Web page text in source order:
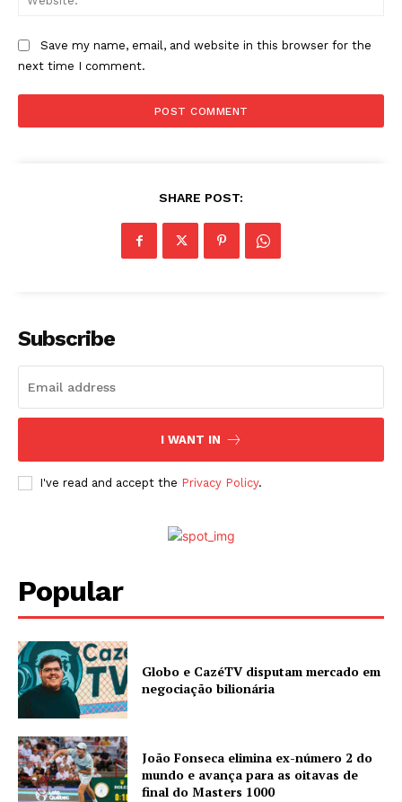
Save my name, email, and website in this browser for the
next time I comment.
SHARE POST:
Subscribe
I WANT IN
I've read and accept the Privacy Policy.
Popular
Globo e CazéTV disputam mercado em
negociação bilionária
João Fonseca elimina ex-número 2 do
mundo e avança para as oitavas de
final do Masters 1000